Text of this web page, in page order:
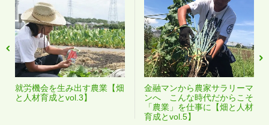
就労機会を生み出す農業【畑
と人材育成とvol.3】
金融マンから農家サラリーマ
ンへ こんな時代だからこそ
「農業」を仕事に【畑と人材
育成とvol.5】